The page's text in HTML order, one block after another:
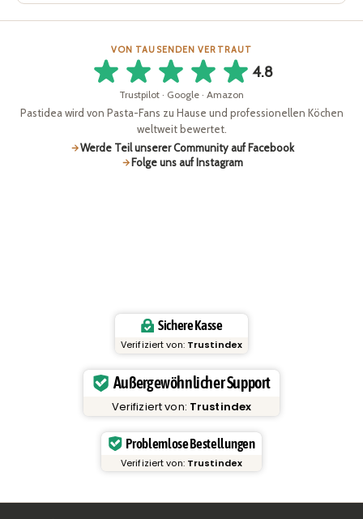
VON TAUSENDEN VERTRAUT
4.8
Trustpilot · Google · Amazon
Pastidea wird von Pasta-Fans zu Hause und professionellen Köchen
weltweit bewertet.
Werde Teil unserer Community auf Facebook
Folge uns auf Instagram
Sichere Kasse
Verifiziert von: Trustindex
Außergewöhnlicher Support
Verifiziert von: Trustindex
Problemlose Bestellungen
Verifiziert von: Trustindex